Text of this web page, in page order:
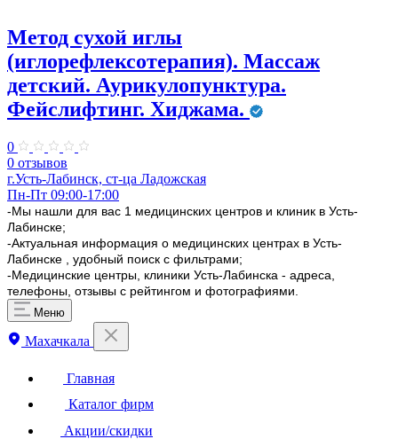
Метод сухой иглы
(иглорефлексотерапия). Массаж
детский. Аурикулопунктура.
Фейслифтинг. Хиджама.
0
0 отзывов
г.Усть-Лабинск, ст-ца Ладожская
Пн-Пт 09:00-17:00
-Мы нашли для вас 1 медицинских центров и клиник в Усть-
Лабинске;
-Актуальная информация о медицинских центрах в Усть-
Лабинске , удобный поиск с фильтрами;
-Медицинские центры, клиники Усть-Лабинска - адреса,
телефоны, отзывы с рейтингом и фотографиями.
Меню
Махачкала
Главная
Каталог фирм
Акции/скидки